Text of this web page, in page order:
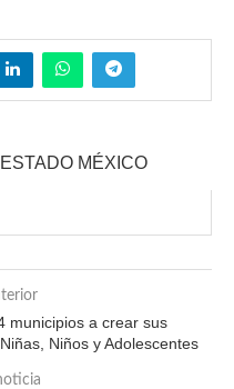
MÉXICO
municipios a crear sus
Niños y Adolescentes